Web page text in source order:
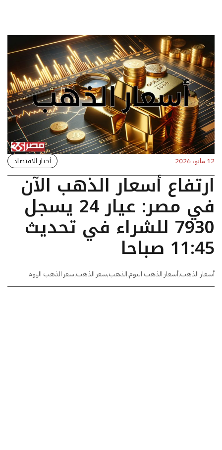
12 مايو، 2026 أخبار الاقتصاد
ارتفاع أسعار الذهب الآن
في مصر: عيار 24 يسجل
7930 للشراء في تحديث
11:45 صباحا
أسعار الذهب,أسعار الذهب اليوم,الذهب,سعر الذهب,سعر الذهب اليوم